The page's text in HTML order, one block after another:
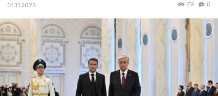
01.11.2023 0
79